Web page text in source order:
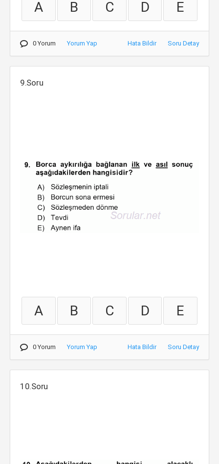
A B C D E
0 Yorum Yorum Yap Hata Bildir Soru Detay
9.Soru
A B C D E
0 Yorum Yorum Yap Hata Bildir Soru Detay
10.Soru